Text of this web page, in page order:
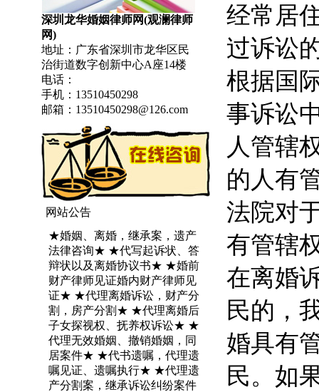
深圳龙华婚姻律师网(观澜律师
网)
地址：广东省深圳市龙华区民
治街道数字创新中心A座14楼
电话：
手机：13510450298
邮箱：13510450298@126.com
网站公告
★婚姻、离婚，继承案，遗产
法律咨询★ ★代写起诉状、答
辩状以及离婚协议书★ ★婚前
财产律师见证婚内财产律师见
证★ ★代理离婚诉讼，财产分
割，房产分割★ ★代理离婚后
子女探视权、抚养权诉讼★ ★
代理无效婚姻、撤销婚姻，同
居案件★ ★代书遗嘱，代理遗
嘱见证、遗嘱执行★ ★代理遗
产分割案，继承诉讼纠纷案件
经常居
过诉讼
根据国
事诉讼
人管辖
的人有
法院对
有管辖
在离婚
民的，
婚具有
民。如